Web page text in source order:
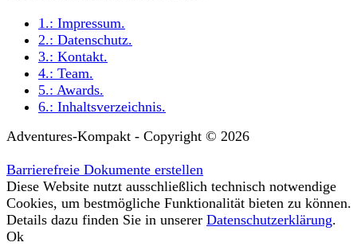
1.: Impressum.
2.: Datenschutz.
3.: Kontakt.
4.: Team.
5.: Awards.
6.: Inhaltsverzeichnis.
Adventures-Kompakt - Copyright © 2026
Barrierefreie Dokumente erstellen
Diese Website nutzt ausschließlich technisch notwendige
Cookies, um bestmögliche Funktionalität bieten zu können.
Details dazu finden Sie in unserer Datenschutzerklärung.
Ok